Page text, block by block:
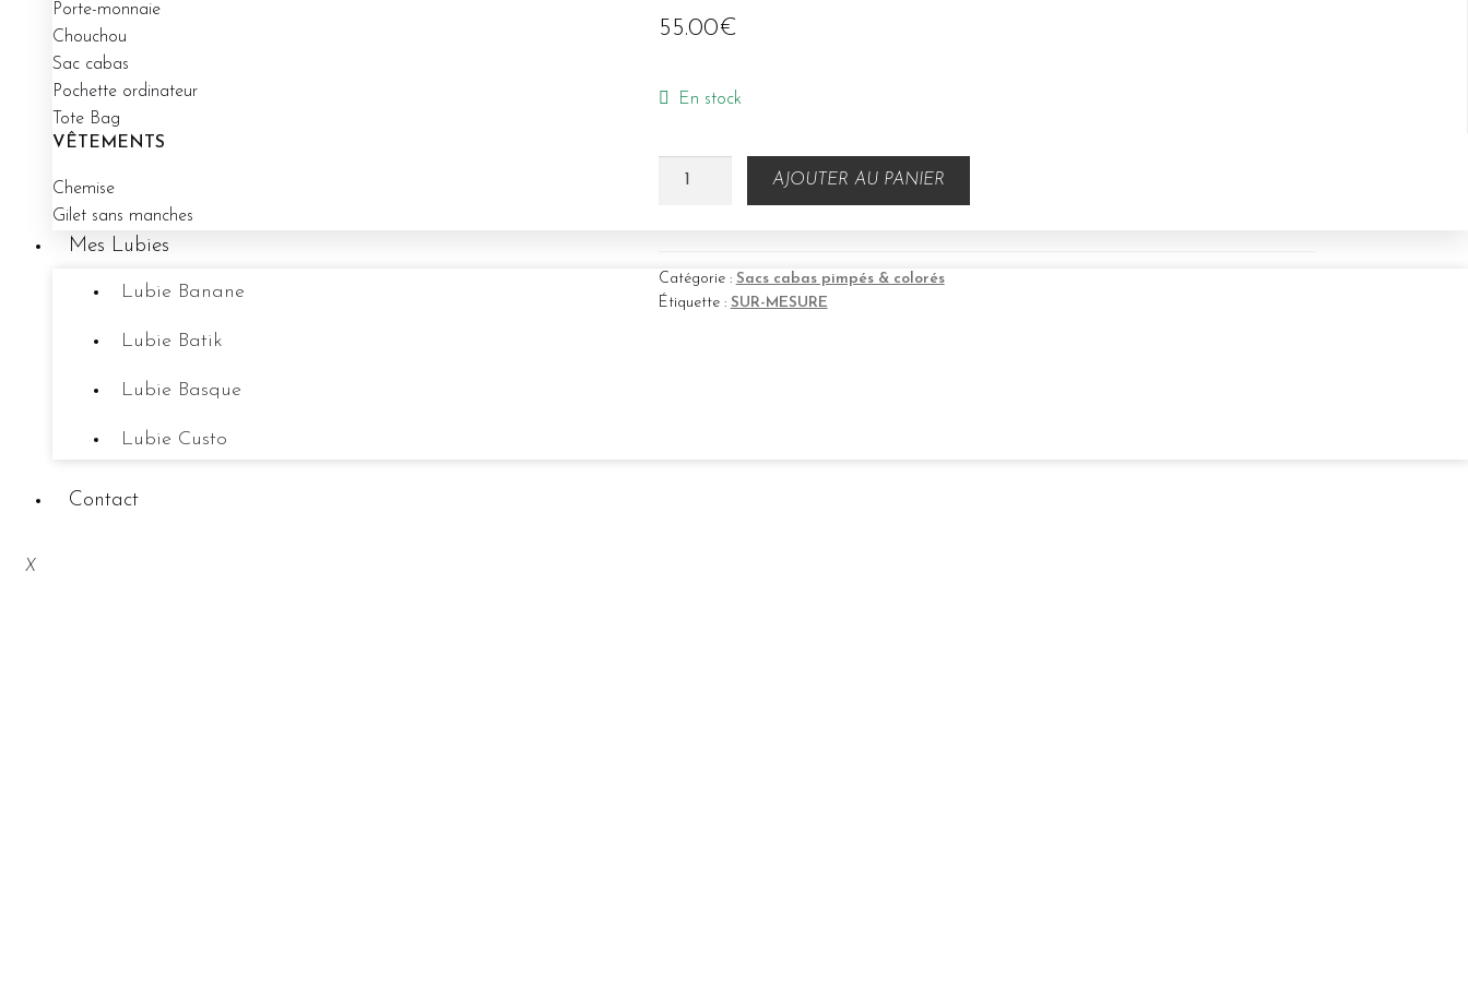
Porte-monnaie
Chouchou
Sac cabas
Pochette ordinateur
Tote Bag
VÊTEMENTS
Chemise
Gilet sans manches
Mes Lubies
Lubie Banane
Lubie Batik
Lubie Basque
Lubie Custo
Contact
X
55.00€
En stock
sur
mesure
AJOUTER AU PANIER
Catégorie : Sacs cabas pimpés & colorés
Étiquette : SUR-MESURE